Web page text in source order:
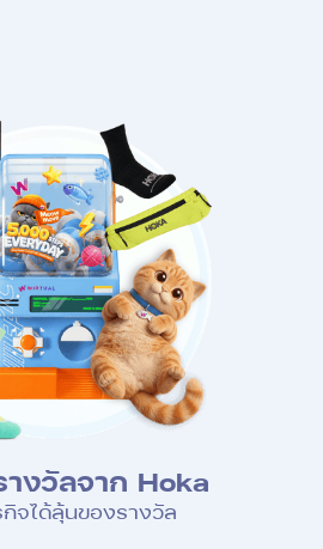
งวัลจาก Hoka
กิจได้ลุ้นของรางวัล